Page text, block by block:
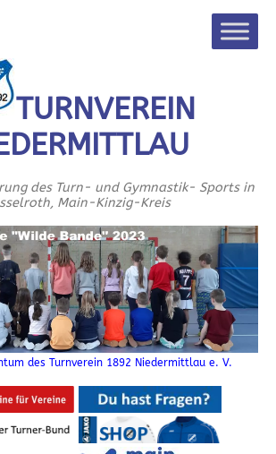
TURNVEREIN
des Turn- und Gymnastik- Sports in
Main-Kinzig-Kreis
des Turnverein 1892 Niedermittlau e. V.